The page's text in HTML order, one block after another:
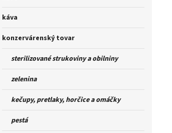
káva
konzervárenský tovar
sterilizované strukoviny a obilniny
zelenina
kečupy, pretlaky, horčice a omáčky
pestá